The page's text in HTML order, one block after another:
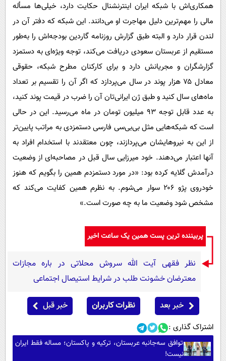
همکاری‌اش با شبکه ایران اینترنشنال حکایت دارد، خیلی‌ها مسأله
مالی را مهم‌ترین دلیل مهاجرت او می‌دانند. این شبکه که دفتر آن در
لندن قرار دارد و البته طبق گزارش روزنامه گاردین بودجه‌اش را به‌طور
مستقیم از عربستان سعودی دریافت می‌کند، توجه ویژه‌ای به دستمزد
گزارشگران و مجریانش دارد و برای کارکنان مطرح شبکه، حقوقی
معادل ۷۵ هزار پوند در سال می‌پردازد که اگر آن را تقسیم بر تعداد
ماه‌های سال کنید و طبق ژن ایرانی‌تان آن را ضرب در قیمت پوند کنید،
به عدد قابل توجه ۹۳ میلیون تومان در ماه می‌رسید. این در حالی
است که شبکه‌هایی مثل بی‌‌بی‌سی فارسی دستمزدی به مراتب پایین‌تر
از این به نیروهایشان می‌پردازند، چون معتقدند با استخدام افراد به
آنها اعتبار می‌دهند. خود میرزایی سال قبل در مصاحبه‌ای از وضعیت
درآمدش گلایه کرده بود: «در مورد دستمزدم همین را بگویم که هنوز
خودروی پژو ۲۰۶ سوار می‌شوم. به نظرم همین کفایت می‌کند که
مشخص شود وضعیت ما به چه صورت است.»
پربیننده ترین پست همین یک ساعت اخیر
نظر فقهی آیت الله سروش محلاتی در باره مجازات
معترضان خشونت طلب در شرایط استیصال اجتماعی
خبر بعد نظرات کاربران خبر قبل
اشتراک گذاری :
توافق سه‌جانبه عربستان، ترکیه و پاکستان؛ مساله فقط ایران
نیست!